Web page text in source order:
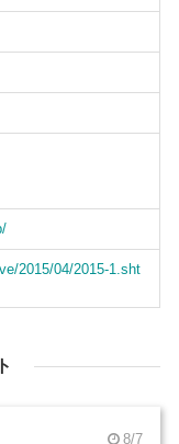
2015/04/2015-1.sht
8/7